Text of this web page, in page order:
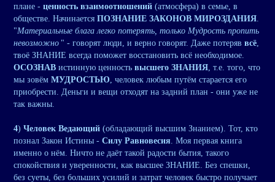
плане - ценность взаимоотношений (атмосфера) в семье, в
обществе. Начинается ПОЗНАНИЕ ЗАКОНОВ МИРОЗДАНИЯ.
"Материальные блага легко потерять, только Мудрость пропить
невозможно " - говорят люди, и верно говорят. Даже потеряв всё,
твоё ЗНАНИЕ всегда поможет восстановить всё необходимое.
ОСОЗНАВ истинную ценность высшего ЗНАНИЯ, т.е. того, что
мы зовём МУДРОСТЬЮ, человек любым путём старается его
приобрести. Деньги и вещи отходят на задний план - они уже не
так важны.
4) Человек Ведающий (обладающий высшим Знанием). Тот, кто
познал Закон Истины - Силу Равновесия. Моя первая книга
именно о нём. Ничто не даёт такой радости бытия, такого
спокойствия и уверенности, как высшее ЗНАНИЕ. Без спешки,
без суеты, без больших усилий и затрат человек быстро получает